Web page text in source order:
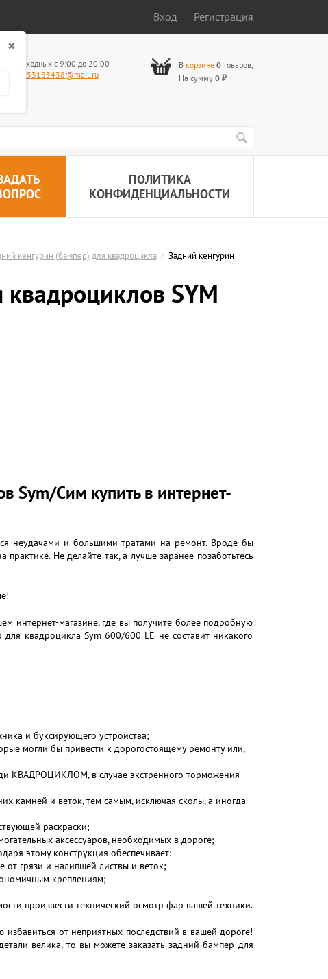
✖
Вход Регистрация
без выходных с 9:00 до 20:00
89653183438@mail.ru
В корзине 0товаров,
На сумму 0 ₽
ПОЛИТИКА
КОНФИДЕНЦИАЛЬНОСТИ
кенгурин (бампер) для квадроцикла / Задний кенгурин
SYM
Sym/Сим купить в интернет-
неудачами и большими тратами на ремонт. Вроде бы
Не делайте так, а лучше заранее позаботьтесь
интернет-магазине, где вы получите более подробную
квадроцикла Sym 600/600 LE не составит никакого
и буксирующего устройства;
могли бы привести к дорогостоящему ремонту или,
КВАДРОЦИКЛОМ, в случае экстренного торможения
камней и веток, тем самым, исключая сколы, а иногда
раскраски;
аксессуаров, необходимых в дороге;
этому конструкция обеспечивает:
от грязи и налипшей листвы и веток;
креплениям;
произвести технический осмотр фар вашей техники.
от неприятных последствий в вашей дороге!
велика, то вы можете заказать задний бампер для